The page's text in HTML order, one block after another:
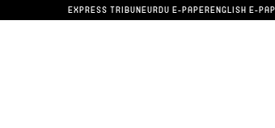
EXPRESS TRIBUNEURDU E-PAPERENGLISH E-